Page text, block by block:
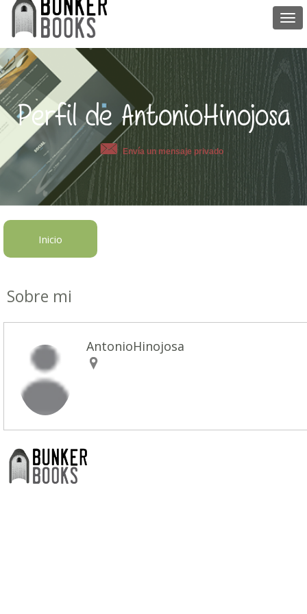
Perfil de AntonioHinojosa
Envía un mensaje privado
Inicio
Sobre mi
AntonioHinojosa